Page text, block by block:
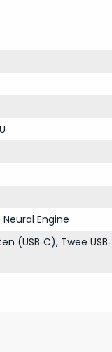
Neural Engine
(USB‑C), Twee